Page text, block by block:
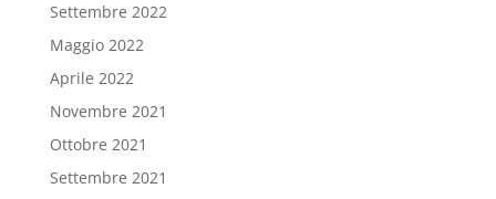
Settembre 2022
Maggio 2022
Aprile 2022
Novembre 2021
Ottobre 2021
Settembre 2021